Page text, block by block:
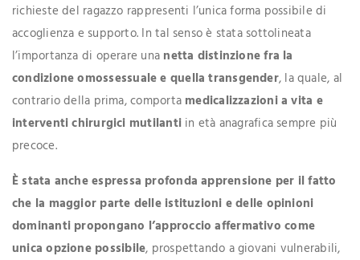
richieste del ragazzo rappresenti l’unica forma possibile di
accoglienza e supporto. In tal senso è stata sottolineata
l’importanza di operare una netta distinzione fra la
condizione omossessuale e quella transgender, la quale, al
contrario della prima, comporta medicalizzazioni a vita e
interventi chirurgici mutilantiin età anagrafica sempre più
precoce.
È stata anche espressa profonda apprensione per il fatto
che la maggior parte delle istituzioni e delle opinioni
dominanti propongano l’approccio affermativo come
unica opzione possibile, prospettando a giovani vulnerabili,